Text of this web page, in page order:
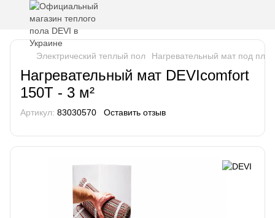
Электрический теплый пол Нагревательный мат под
Нагревательный мат DEVIcomfort
150T - 3 м²
Артикул: 83030570 Оставить отзыв